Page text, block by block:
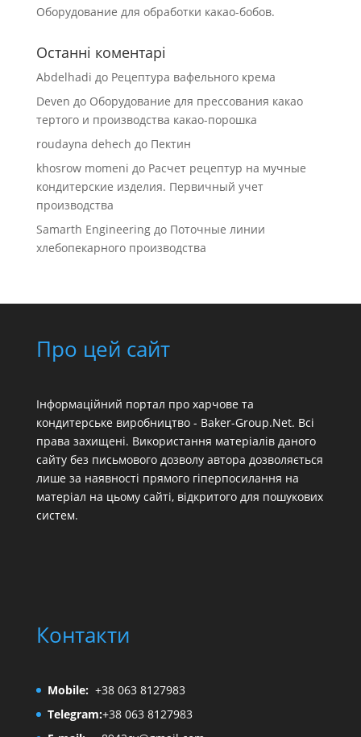
Оборудование для обработки какао-бобов.
Останні коментарі
Abdelhadi до Рецептура вафельного крема
Deven до Оборудование для прессования какао
тертого и производства какао-порошка
roudayna dehech до Пектин
khosrow momeni до Расчет рецептур на мучные
кондитерские изделия. Первичный учет
производства
Samarth Engineeringдо Поточные линии
хлебопекарного производства
Про цей сайт
Інформаційний портал про харчове та
кондитерське виробництво - Baker-Group.Net. Всі
права захищені. Використання матеріалів даного
сайту без письмового дозволу автора дозволяється
лише за наявності прямого гіперпосилання на
матеріал на цьому сайті, відкритого для пошукових
систем.
Контакти
Mobile: +38 063 8127983
Telegram:+38 063 8127983